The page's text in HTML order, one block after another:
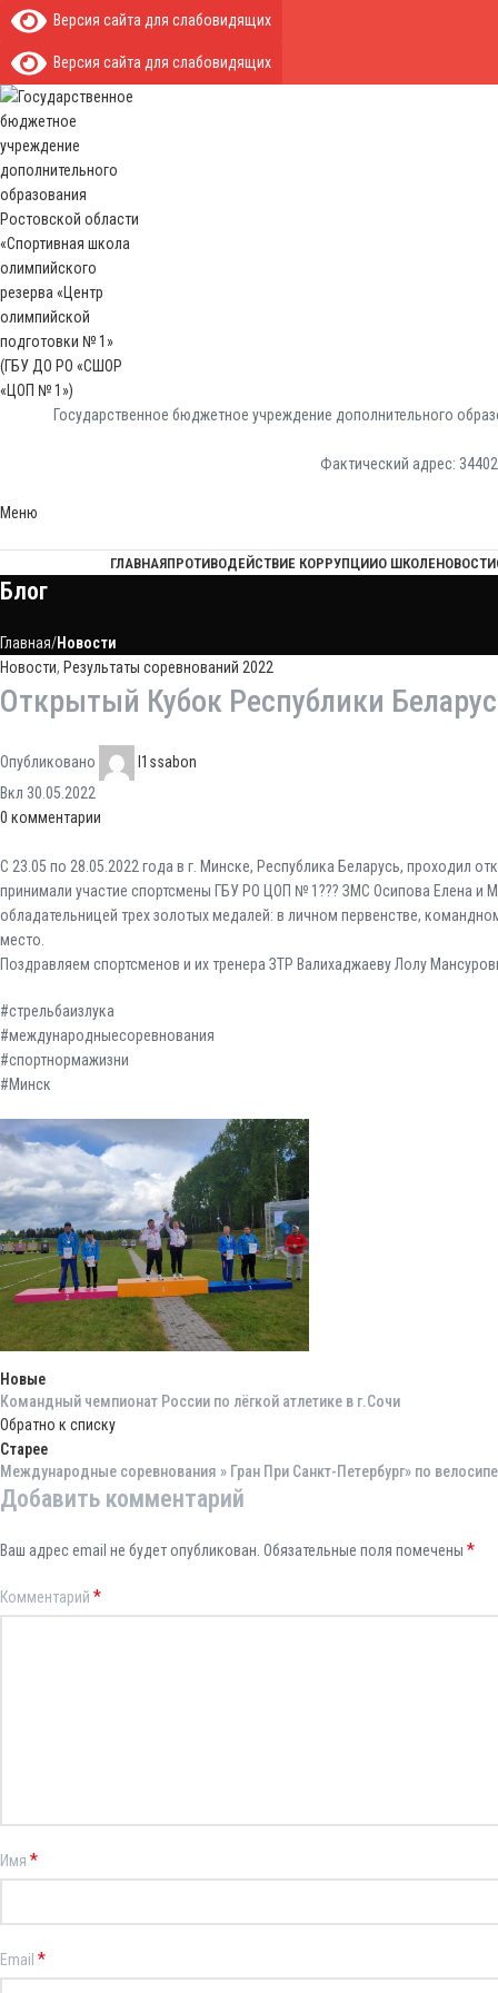
Версия сайта для слабовидящих
Версия сайта для слабовидящих
Государственное бюджетное учреждение дополнительного
Фактический адрес:
Меню
ГЛАВНАЯПРОТИВОДЕЙСТВИЕ КОРРУПЦИИО ШКОЛЕНОВОСТИ
Блог
Главная Новости
Новости, Результаты соревнований 2022
Открытый Кубок Республики
Опубликовано
l1ssabon
Вкл 30.05.2022
0 комментарии
С 23.05 по 28.05.2022 года в г. Минске, Республика Беларусь, проходил
принимали участие спортсмены ГБУ РО ЦОП № 1??? ЗМС Осипова Елена и
обладательницей трех золотых медалей: в личном первенстве,
место.
Поздравляем спортсменов и их тренера ЗТР Валихаджаеву Лолу
#стрельбаизлука
#международныесоревнования
#спортнормажизни
#Минск
Новые
Командный чемпионат России по лёгкой атлетике в г.Сочи
Обратно к списку
Старее
Международные соревнования » Гран При Санкт-Петербург» по
Добавить комментарий
Ваш адрес email не будет опубликован. Обязательные поля помечены *
Комментарий *
Имя *
Email *